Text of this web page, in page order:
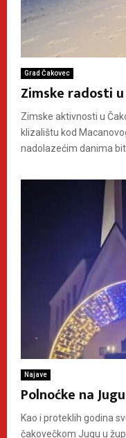
Grad Čakovec
Zimske radosti
Zimske aktivnosti u
klizalištu kod
nadolazećim danima biti
Najave
Polnoćke na
Kao i proteklih godina
čakovečkom Jugu u